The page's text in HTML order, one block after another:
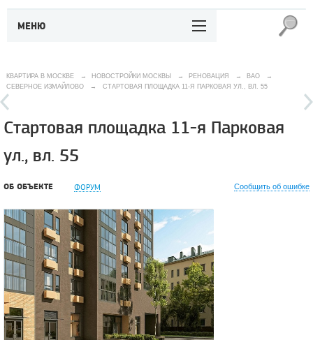
МЕНЮ
КВАРТИРА В МОСКВЕ → НОВОСТРОЙКИ МОСКВЫ → РЕНОВАЦИЯ → ВАО
→
СЕВЕРНОЕ ИЗМАЙЛОВО
→ СТАРТОВАЯ ПЛОЩАДКА 11-Я ПАРКОВАЯ УЛ., ВЛ. 55
Стартовая площадка 11-я Парковая
ул., вл. 55
ОБ ОБЪЕКТЕ ФОРУМ Сообщить об ошибке